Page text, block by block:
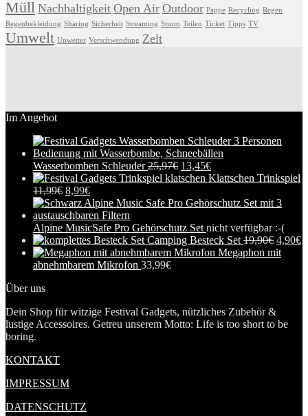
Müll Nachhaltigkeit Open Air Outdoor Pappe Recycling Regen
Regenbekleidung Sharing Sicherheit Streaming Sturm Teilen Ticket Tipps TV
Umwelt Unwetter Verschwendung Zelt
Im Angebot
Wasserbomben Schleuder 25,97€ 13,45€
Klattschen Trinkspiel
11,99€ 8,99€
Alpine MusicSafe Pro Gehörschutz Set nicht verfügbar :-(
Camping Besteck Set 19,90€ 4,90€
Megaphon mit
abnehmbarem Mikrofon 33,99€
Über uns
Dein Shop für witzige Festival Gadgets, nützliches Zubehör &
lustige Accessoires. Getreu unserem Motto: Life is too short to be
boring.
KONTAKT
IMPRESSUM
DATENSCHUTZ